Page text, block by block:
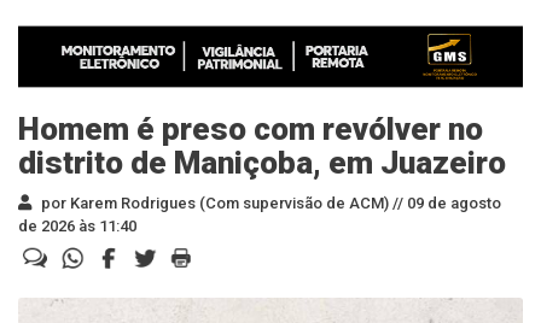
Homem é preso com revólver no
distrito de Maniçoba, em Juazeiro
por Karem Rodrigues (Com supervisão de ACM) // 09 de agosto
de 2026 às 11:40